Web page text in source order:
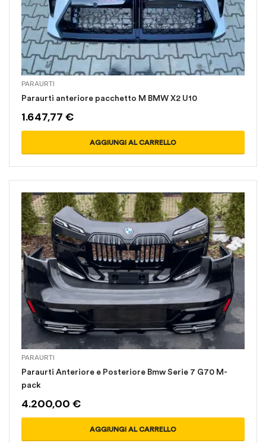
PARAURTI
Paraurti anteriore pacchetto M BMW X2 U10
1.647,77 €
AGGIUNGI AL CARRELLO
PARAURTI
Paraurti Anteriore e Posteriore Bmw Serie 7 G70 M-
pack
4.200,00 €
AGGIUNGI AL CARRELLO